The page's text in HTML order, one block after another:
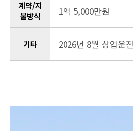
계약/지
불방식
1억 5,000만원
기타 2026년 8월 상업운전